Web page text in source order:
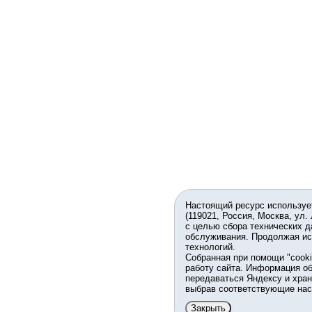
Настоящий ресурс
(119021, Россия, Москва,
с целью сбора технических
обслуживания. Продолжая
технологий.
Собранная при помощи
работу сайта. Информация
передаваться Яндексу и
выбрав соответствующие
Закрыть